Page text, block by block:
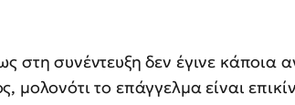
στη συνέντευξη δεν έγινε κάποια
μολονότι το επάγγελμα είναι